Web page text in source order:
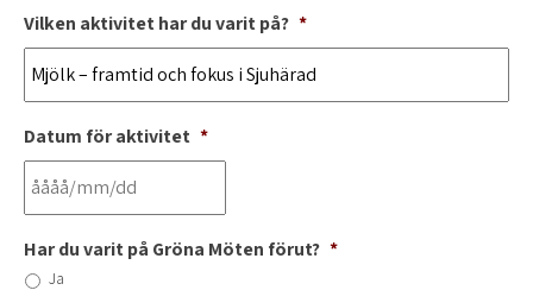
Vilken aktivitet har du varit på? *
Datum för aktivitet *
Har du varit på Gröna Möten förut? *
Ja